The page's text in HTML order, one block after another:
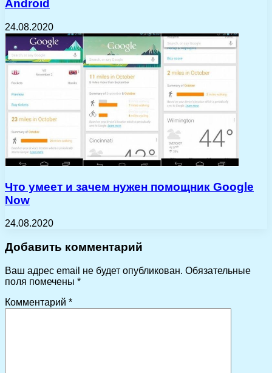
Android
24.08.2020
Что умеет и зачем нужен помощник Google
Now
24.08.2020
Добавить комментарий
Ваш адрес email не будет опубликован. Обязательные
поля помечены *
Комментарий *